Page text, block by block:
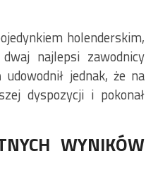
holenderskim,
najlepsi zawodnicy
udowodnił jednak, że na
dyspozycji i pokonał
WYNIKÓW